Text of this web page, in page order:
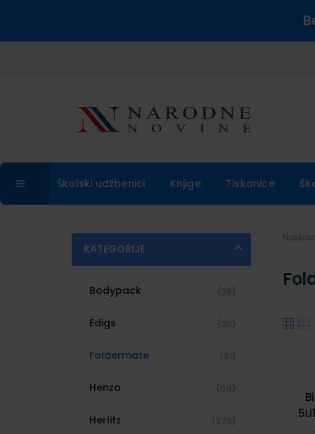
Školski udžbenici Knjige Tiskanice
KATEGORIJE
Bodypack (26)
Edigs (20)
Foldermate (91)
Henzo (64)
Herlitz (379)